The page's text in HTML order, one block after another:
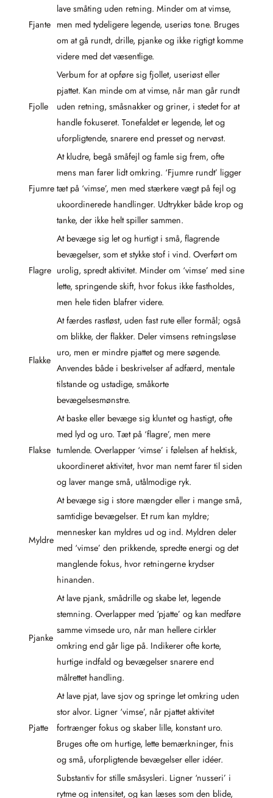
Fjante
lave småting uden retning. Minder om at vimse,
men med tydeligere legende, useriøs tone. Bruges
om at gå rundt, drille, pjanke og ikke rigtigt komme
videre med det væsentlige.
Fjolle
Verbum for at opføre sig fjollet, useriøst eller
pjattet. Kan minde om at vimse, når man går rundt
uden retning, småsnakker og griner, i stedet for at
handle fokuseret. Tonefaldet er legende, let og
uforpligtende, snarere end presset og nervøst.
Fjumre
At kludre, begå småfejl og famle sig frem, ofte
mens man farer lidt omkring. ‘Fjumre rundt’ ligger
tæt på ‘vimse’, men med stærkere vægt på fejl og
ukoordinerede handlinger. Udtrykker både krop og
tanke, der ikke helt spiller sammen.
Flagre
At bevæge sig let og hurtigt i små, flagrende
bevægelser, som et stykke stof i vind. Overført om
urolig, spredt aktivitet. Minder om ‘vimse’ med sine
lette, springende skift, hvor fokus ikke fastholdes,
men hele tiden blafrer videre.
Flakke
At færdes rastløst, uden fast rute eller formål; også
om blikke, der flakker. Deler vimsens retningsløse
uro, men er mindre pjattet og mere søgende.
Anvendes både i beskrivelser af adfærd, mentale
tilstande og ustadige, småkorte
bevægelsesmønstre.
Flakse
At baske eller bevæge sig kluntet og hastigt, ofte
med lyd og uro. Tæt på ‘flagre’, men mere
tumlende. Overlapper ‘vimse’ i følelsen af hektisk,
ukoordineret aktivitet, hvor man nemt farer til siden
og laver mange små, utålmodige ryk.
Myldre
At bevæge sig i store mængder eller i mange små,
samtidige bevægelser. Et rum kan myldre;
mennesker kan myldres ud og ind. Myldren deler
med ‘vimse’ den prikkende, spredte energi og det
manglende fokus, hvor retningerne krydser
hinanden.
Pjanke
At lave pjank, smådrille og skabe let, legende
stemning. Overlapper med ‘pjatte’ og kan medføre
samme vimsede uro, når man hellere cirkler
omkring end går lige på. Indikerer ofte korte,
hurtige indfald og bevægelser snarere end
målrettet handling.
Pjatte
At lave pjat, lave sjov og springe let omkring uden
stor alvor. Ligner ‘vimse’, når pjattet aktivitet
fortrænger fokus og skaber lille, konstant uro.
Bruges ofte om hurtige, lette bemærkninger, fnis
og små, uforpligtende bevægelser eller idéer.
Substantiv for stille småsysleri. Ligner ‘nusseri’ i
rytme og intensitet, og kan læses som den blide,